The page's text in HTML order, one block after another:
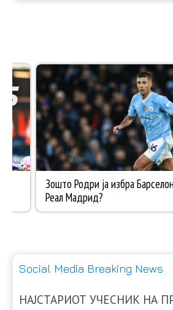
Social Media Breaking News
НАЈСТАРИОТ УЧЕСНИК НА